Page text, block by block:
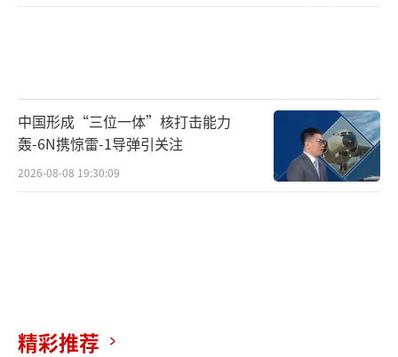
中国形成“三位一体”核打击能力
轰-6N携惊雷-1导弹引关注
2026-08-08 19:30:09
精彩推荐